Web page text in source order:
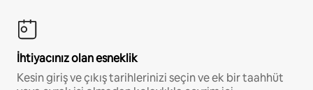
İhtiyacınız olan esneklik
Kesin giriş ve çıkış tarihlerinizi seçin ve ek bir taahhüt